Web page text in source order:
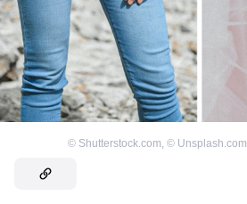
© Shutterstock.com, © Unsplash.com